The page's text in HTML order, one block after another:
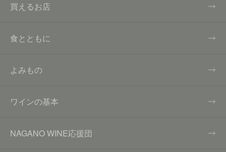
買えるお店
食とともに
よみもの
ワインの基本
NAGANO WINE応援団